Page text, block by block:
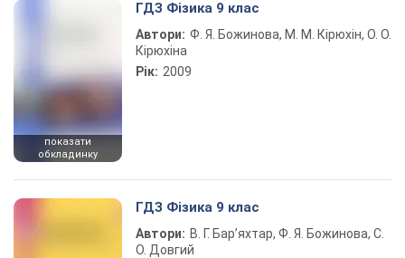
показати
обкладинку
ГДЗ Фізика 9 клас
Автори: Ф. Я. Божинова, М. М. Кірюхін, О. О.
Кірюхіна
Рік: 2009
ГДЗ Фізика 9 клас
Автори: В. Г. Бар’яхтар, Ф. Я. Божинова, С.
О. Довгий